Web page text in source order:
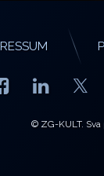
Facebook
© ZG-KULT. Sva